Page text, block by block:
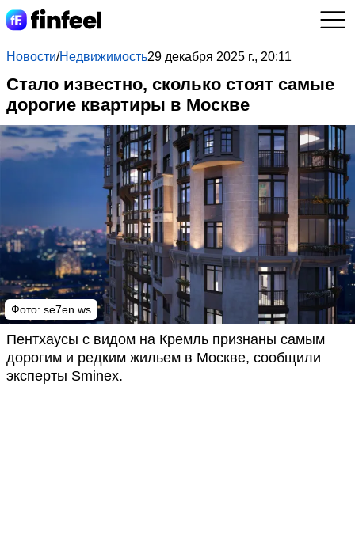
Новости/Недвижимость29 декабря 2025 г., 20:11
Стало известно, сколько стоят самые
дорогие квартиры в Москве
Фото: se7en.ws
Пентхаусы с видом на Кремль признаны самым
дорогим и редким жильем в Москве, сообщили
эксперты Sminex.